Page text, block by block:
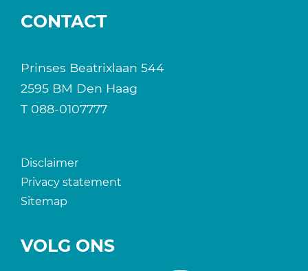
CONTACT
Prinses Beatrixlaan 544
2595 BM Den Haag
T 088-0107777
Disclaimer
Privacy statement
Sitemap
VOLG ONS